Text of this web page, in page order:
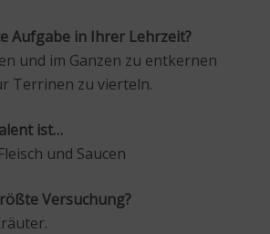
Aufgabe in Ihrer Lehrzeit?
und im Ganzen zu entkernen
Terrinen zu vierteln.
ist…
und Saucen
Versuchung?